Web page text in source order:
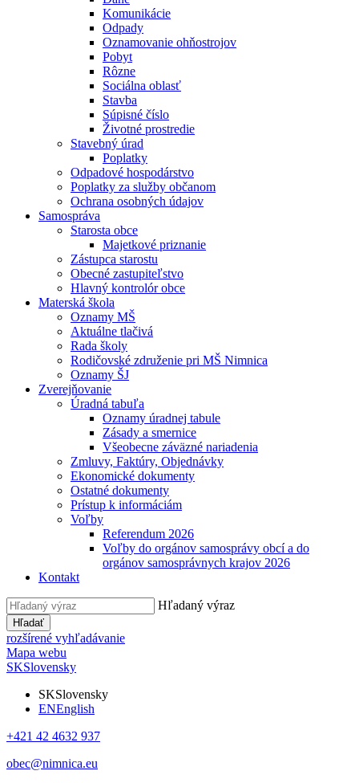
Komunikácie
Odpady
Oznamovanie ohňostrojov
Pobyt
Rôzne
Sociálna oblasť
Stavba
Súpisné číslo
Životné prostredie
Stavebný úrad
Poplatky
Odpadové hospodárstvo
Poplatky za služby občanom
Ochrana osobných údajov
Samospráva
Starosta obce
Majetkové priznanie
Zástupca starostu
Obecné zastupiteľstvo
Hlavný kontrolór obce
Materská škola
Oznamy MŠ
Aktuálne tlačivá
Rada školy
Rodičovské združenie pri MŠ Nimnica
Oznamy ŠJ
Zverejňovanie
Úradná tabuľa
Oznamy úradnej tabule
Zásady a smernice
Všeobecne záväzné nariadenia
Zmluvy, Faktúry, Objednávky
Ekonomické dokumenty
Ostatné dokumenty
Prístup k informáciám
Voľby
Referendum 2026
Voľby do orgánov samosprávy obcí a do
orgánov samosprávnych krajov 2026
Kontakt
Hľadaný výraz
Hľadať
rozšírené vyhľadávanie
Mapa webu
SKSlovensky
SKSlovensky
ENEnglish
+421 42 4632 937
obec@nimnica.eu